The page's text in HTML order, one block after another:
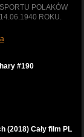
POLAKÓW
ROKU.
#190
(2018) Cały film PL